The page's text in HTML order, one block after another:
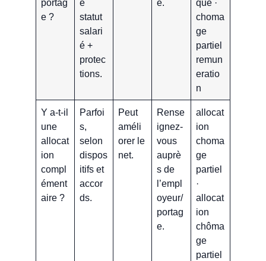
portag
e ?
e
statut
salari
é +
protec
tions.
e.
que ·
choma
ge
partiel
remun
eratio
n
Y a-t-il
une
allocat
ion
compl
ément
aire ?
Parfoi
s,
selon
dispos
itifs et
accor
ds.
Peut
améli
orer le
net.
Rense
ignez-
vous
auprè
s de
l’empl
oyeur/
portag
e.
allocat
ion
choma
ge
partiel
·
allocat
ion
chôma
ge
partiel